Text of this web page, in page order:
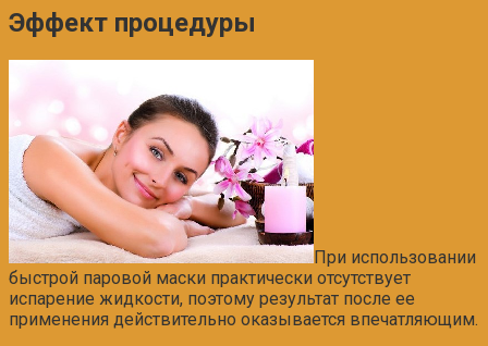
Эффект процедуры
При использовании
быстрой паровой маски практически отсутствует
испарение жидкости, поэтому результат после ее
применения действительно оказывается впечатляющим.